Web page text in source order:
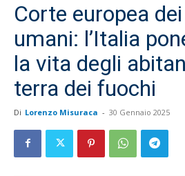
Corte europea
umani: l’Italia
la vita degli
terra dei fuochi
Di Lorenzo Misuraca - 30 Gennaio 2025